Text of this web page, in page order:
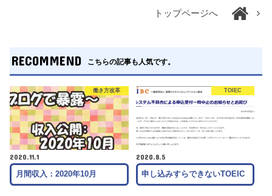
トップページへ
RECOMMEND こちらの記事も人気です。
働き方改革
2020.11.1
月間収入：2020年10月
TOIEC
2020.8.5
申し込みすらできないTOEIC